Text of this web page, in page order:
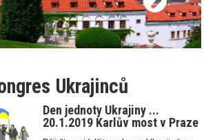
Ukrajinců
Den jednoty Ukrajiny ...
20.1.2019 Karlův most v Praze